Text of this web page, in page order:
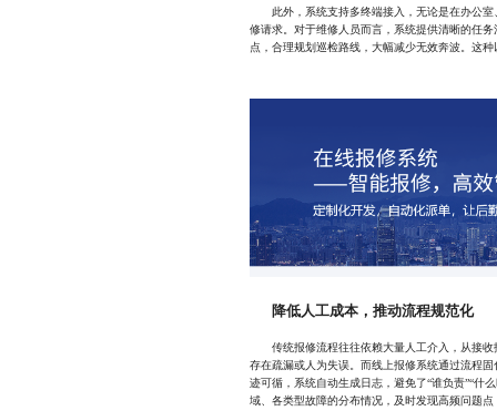
此外，系统支持多终端接入，无论是在办公室
修请求。对于维修人员而言，系统提供清晰的任
点，合理规划巡检路线，大幅减少无效奔波。这
降低人工成本，推动流程规范化
传统报修流程往往依赖大量人工介入，从接收
存在疏漏或人为失误。而线上报修系统通过流程
迹可循，系统自动生成日志，避免了“谁负责”“什
域、各类型故障的分布情况，及时发现高频问题